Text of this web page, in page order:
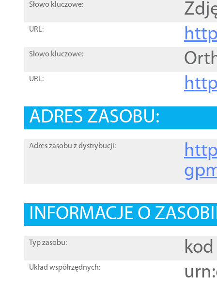
Słowo kluczowe:
URL:
Słowo kluczowe:
URL:
ADRES ZASOBU:
Adres zasobu z dystrybucji:
INFORMACJE O
Typ zasobu: kod
Układ współrzędnych: